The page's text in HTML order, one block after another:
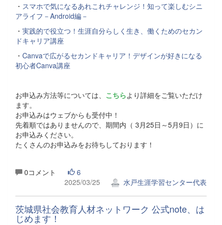
・ スマホで気になるあれこれチャレンジ！知って楽しむシニ
アライフ－Android編－
・ 実践的で役立つ！生涯自分らしく生き、働くためのセカン
ドキャリア講座
・ Canvaで広がるセカンドキャリア！デザインが好きになる
初心者Canva講座
お申込み方法等については、 こちらより詳細をご覧いただけ
ます。
お申込みはウェブからも受付中！
先着順ではありませんので、期間内（ 3月25日～5月9日）に
お申込みください。
たくさんのお申込みをお待ちしております！
0コメント
6
2025/03/25
水戸生涯学習センター代表
茨城県社会教育人材ネットワーク 公式note、は
じめます！